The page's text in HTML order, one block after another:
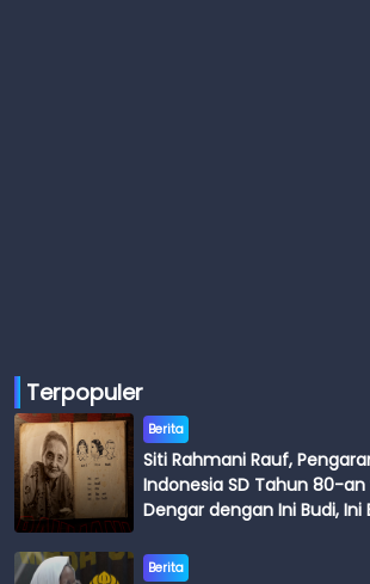
Terpopuler
Berita
Siti Rahmani Rauf,
Indonesia SD Tahun 80-
Dengar dengan Ini Budi, Ini
Berita